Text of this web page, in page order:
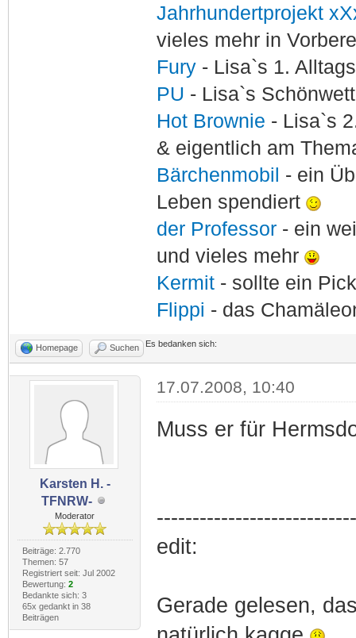
Jahrhundertprojekt
vieles mehr in
Fury - Lisa`s 1.
PU - Lisa`s
Hot Brownie - Lisa`s
& eigentlich am
Bärchenmobil - ein
Leben spendiert
der Professor - ein
und vieles mehr
Kermit- sollte ein
Flippi - das
Homepage Suchen Es bedanken sich:
Karsten H. -
TFNRW-
Moderator
Beiträge: 2.770
Themen: 57
Registriert seit: Jul 2002
Bewertung: 2
Bedankte sich: 3
65x gedankt in 38
Beiträgen
17.07.2008, 10:40
Muss er für
edit:
Gerade gelesen,